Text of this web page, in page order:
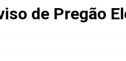
de Pregão